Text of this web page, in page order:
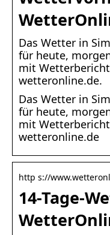
Das Wetter in
für heute,
mit
wetteronline.de.
Das Wetter in
für heute,
mit
wetteronline.de
http s://
14-Tage-